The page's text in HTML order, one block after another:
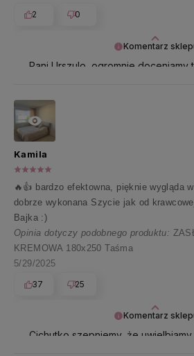
Komentarz
Pani Urszulo, ogromnie doceniamy
2
0
Komentarz
Cichutko szepniemy, że
Kamila
🔥👍️ bardzo efektowna, pięknie
dobrze wykonana Szycie jak od
Bajka :)
Opinia dotyczy podobnego produktu:
KREMOWA 180x250 Taśma
5/29/2025
37
25